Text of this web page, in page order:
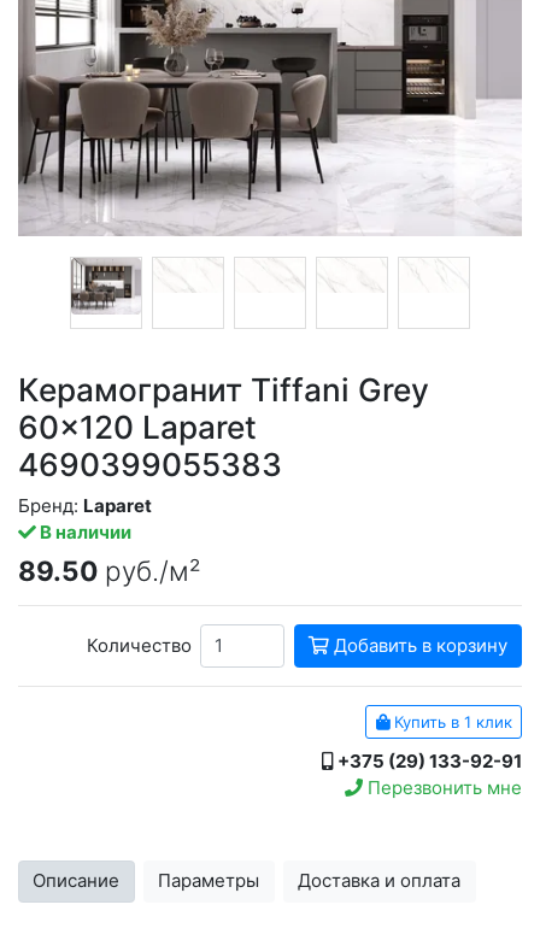
Керамогранит Tiffani Grey
60x120 Laparet
4690399055383
В наличии
Бренд: Laparet
89.50 руб./м²
Количество Добавить в корзину
Купить в 1 клик
+375 (29) 133-92-91
Перезвонить мне
Описание Параметры Доставка и оплата